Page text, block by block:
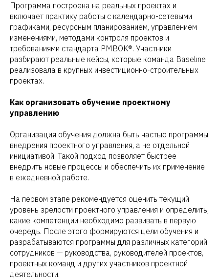
Программа построена на реальных проектах и
включает практику работы с календарно-сетевыми
графиками, ресурсным планированием, управлением
изменениями, методами контроля проектов и
требованиями стандарта PMBOK®. Участники
разбирают реальные кейсы, которые команда Baseline
реализовала в крупных инвестиционно-строительных
проектах.
Как организовать обучение проектному
управлению
Организация обучения должна быть частью программы
внедрения проектного управления, а не отдельной
инициативой. Такой подход позволяет быстрее
внедрить новые процессы и обеспечить их применение
в ежедневной работе.
На первом этапе рекомендуется оценить текущий
уровень зрелости проектного управления и определить,
какие компетенции необходимо развивать в первую
очередь. После этого формируются цели обучения и
разрабатываются программы для различных категорий
сотрудников — руководства, руководителей проектов,
проектных команд и других участников проектной
деятельности.
Оставьте заявку на
бесплатный чек-апвашего
проекта. Подберем лучшее
решение для вас
+7
Присоединиться к комьюнити